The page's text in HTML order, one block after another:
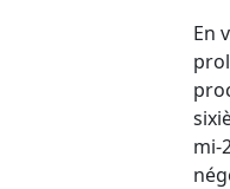
En
mi-